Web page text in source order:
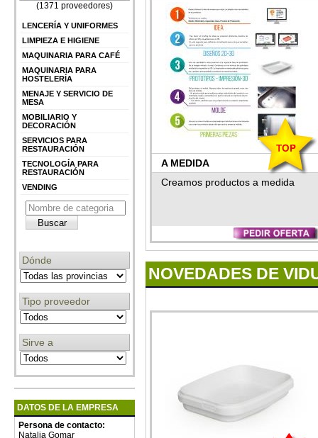
(1371 proveedores)
LENCERÍA Y UNIFORMES
LIMPIEZA E HIGIENE
MAQUINARIA PARA CAFÉ
MAQUINARIA PARA
HOSTELERÍA
MENAJE Y SERVICIO DE
MESA
MOBILIARIO Y
DECORACIÓN
SERVICIOS PARA
RESTAURACIÓN
TECNOLOGÍA PARA
RESTAURACIÓN
VENDING
Dónde
Tipo proveedor
Sirve a
DATOS DE LA EMPRESA
Persona de contacto:
Natalia Gomar
A MEDIDA
Creamos productos a medida
NOVEDADES DE